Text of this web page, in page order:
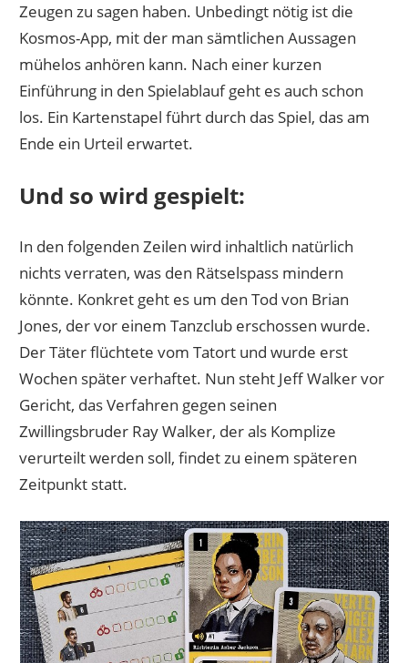
Zeugen zu sagen haben. Unbedingt nötig ist die
Kosmos-App, mit der man sämtlichen Aussagen
mühelos anhören kann. Nach einer kurzen
Einführung in den Spielablauf geht es auch schon
los. Ein Kartenstapel führt durch das Spiel, das am
Ende ein Urteil erwartet.
Und so wird gespielt:
In den folgenden Zeilen wird inhaltlich natürlich
nichts verraten, was den Rätselspass mindern
könnte. Konkret geht es um den Tod von Brian
Jones, der vor einem Tanzclub erschossen wurde.
Der Täter flüchtete vom Tatort und wurde erst
Wochen später verhaftet. Nun steht Jeff Walker vor
Gericht, das Verfahren gegen seinen
Zwillingsbruder Ray Walker, der als Komplize
verurteilt werden soll, findet zu einem späteren
Zeitpunkt statt.